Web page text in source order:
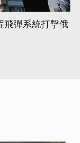
飛彈系統打擊俄